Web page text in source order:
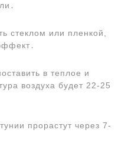
стеклом или пленкой,
в теплое и
воздуха будет 22-25
прорастут через 7-